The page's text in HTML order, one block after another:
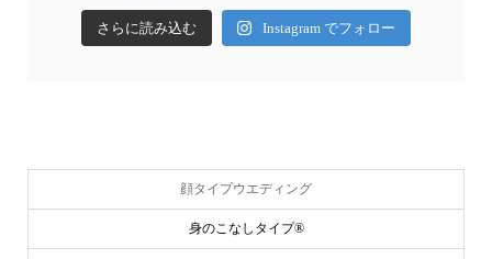
さらに読み込む Instagram でフォロー
顔タイプウエディング
身のこなしタイプ®